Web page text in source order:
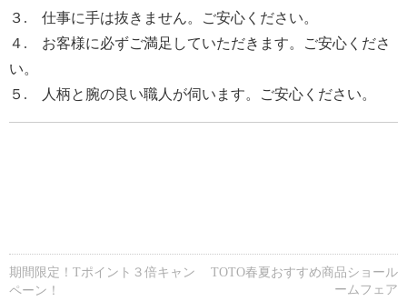
３. 仕事に手は抜きません。ご安心ください。
４. お客様に必ずご満足していただきます。ご安心くださ
い。
５. 人柄と腕の良い職人が伺います。ご安心ください。
期間限定！Tポイント３倍キャン
ペーン！
TOTO春夏おすすめ商品ショール
ームフェア